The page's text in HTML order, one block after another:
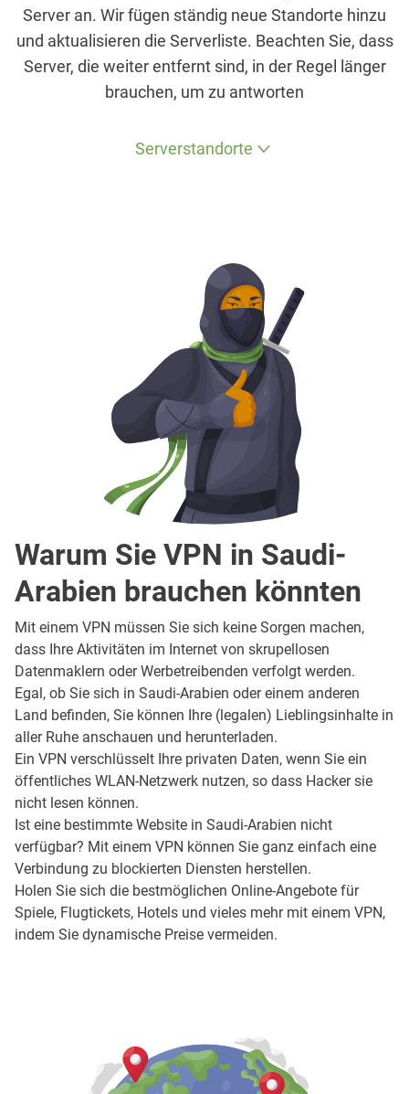
Server an. Wir fügen ständig neue Standorte hinzu
und aktualisieren die Serverliste. Beachten Sie, dass
Server, die weiter entfernt sind, in der Regel länger
brauchen, um zu antworten
Serverstandorte
Warum Sie VPN in Saudi-
Arabien brauchen könnten
Mit einem VPN müssen Sie sich keine Sorgen machen,
dass Ihre Aktivitäten im Internet von skrupellosen
Datenmaklern oder Werbetreibenden verfolgt werden.
Egal, ob Sie sich in Saudi-Arabien oder einem anderen
Land befinden, Sie können Ihre (legalen) Lieblingsinhalte in
aller Ruhe anschauen und herunterladen.
Ein VPN verschlüsselt Ihre privaten Daten, wenn Sie ein
öffentliches WLAN-Netzwerk nutzen, so dass Hacker sie
nicht lesen können.
Ist eine bestimmte Website in Saudi-Arabien nicht
verfügbar? Mit einem VPN können Sie ganz einfach eine
Verbindung zu blockierten Diensten herstellen.
Holen Sie sich die bestmöglichen Online-Angebote für
Spiele, Flugtickets, Hotels und vieles mehr mit einem VPN,
indem Sie dynamische Preise vermeiden.